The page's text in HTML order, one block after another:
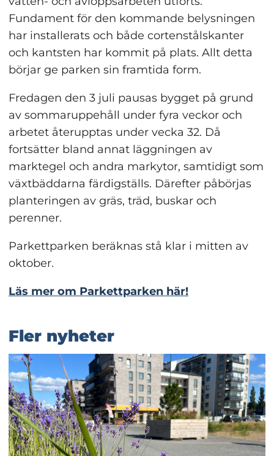
Fundament för den kommande belysningen
har installerats och både cortenstålskanter
och kantsten har kommit på plats. Allt detta
börjar ge parken sin framtida form.
Fredagen den 3 juli pausas bygget på grund
av sommaruppehåll under fyra veckor och
arbetet återupptas under vecka 32. Då
fortsätter bland annat läggningen av
marktegel och andra markytor, samtidigt som
växtbäddarna färdigställs. Därefter påbörjas
planteringen av gräs, träd, buskar och
perenner.
Parkettparken beräknas stå klar i mitten av
oktober.
Läs mer om Parkettparken här!
Fler nyheter